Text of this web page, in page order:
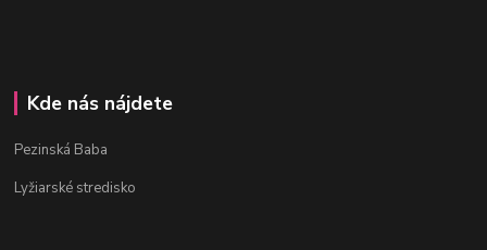
Kde nás nájdete
Pezinská Baba
Lyžiarské stredisko